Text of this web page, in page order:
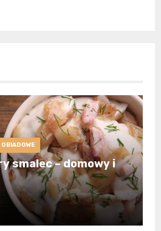
smalec – domowy i